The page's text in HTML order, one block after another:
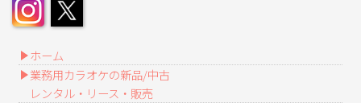
ホーム
業務用カラオケの新品/中古
レンタル・リース・販売